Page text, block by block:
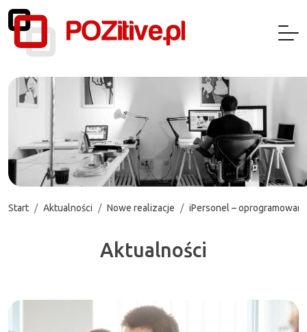
Aktualności
Start Aktualności Nowe realizacje iPersonel –